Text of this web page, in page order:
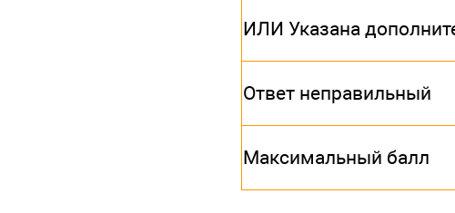
ИЛИ Указана
Ответ неправильный
Максимальный балл